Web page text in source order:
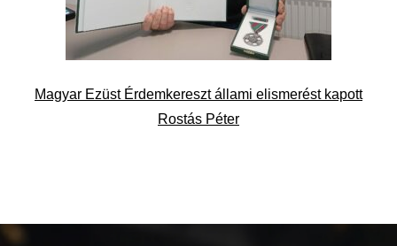
Magyar Ezüst Érdemkereszt állami elismerést kapott
Rostás Péter